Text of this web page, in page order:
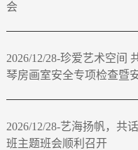
会
2026/12/28-珍爱艺术空间
琴房画室安全专项检查暨
2026/12/28-艺海扬帆，
班主题班会顺利召开